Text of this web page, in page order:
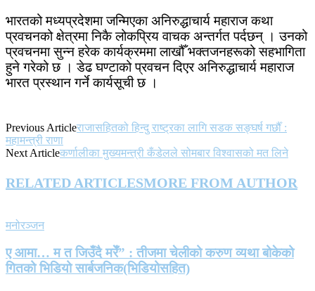
भारतको मध्यप्रदेशमा जन्मिएका अनिरुद्धाचार्य महाराज कथा
प्रवचनको क्षेत्रमा निकै लोकप्रिय वाचक अन्तर्गत पर्दछन् । उनको
प्रवचनमा सुन्न हरेक कार्यक्रममा लाखौँ भक्तजनहरूको सहभागिता
हुने गरेको छ । डेढ घण्टाको प्रवचन दिएर अनिरुद्धाचार्य महाराज
भारत प्रस्थान गर्ने कार्यसूची छ ।
Previous Articleराजासहितको हिन्दु राष्ट्रका लागि सडक सङ्घर्ष गर्छौँ :
महामन्त्री राणा
Next Articleकर्णालीका मुख्यमन्त्री कँडेलले सोमबार विश्वासको मत लिने
RELATED ARTICLESMORE FROM AUTHOR
मनोरञ्जन
ए आमा… म त जिउँदै मरेँ” : तीजमा चेलीको करुण व्यथा बोकेको
गितको भिडियो सार्बजनिक(भिडियोसहित)